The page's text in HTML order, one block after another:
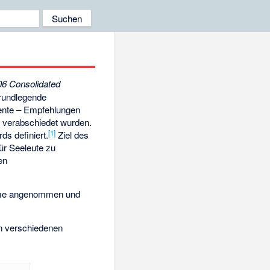
Consolidated
– Empfehlungen
wurden.
definiert.[1] Ziel des
Seeleute zu
angenommen und
verschiedenen